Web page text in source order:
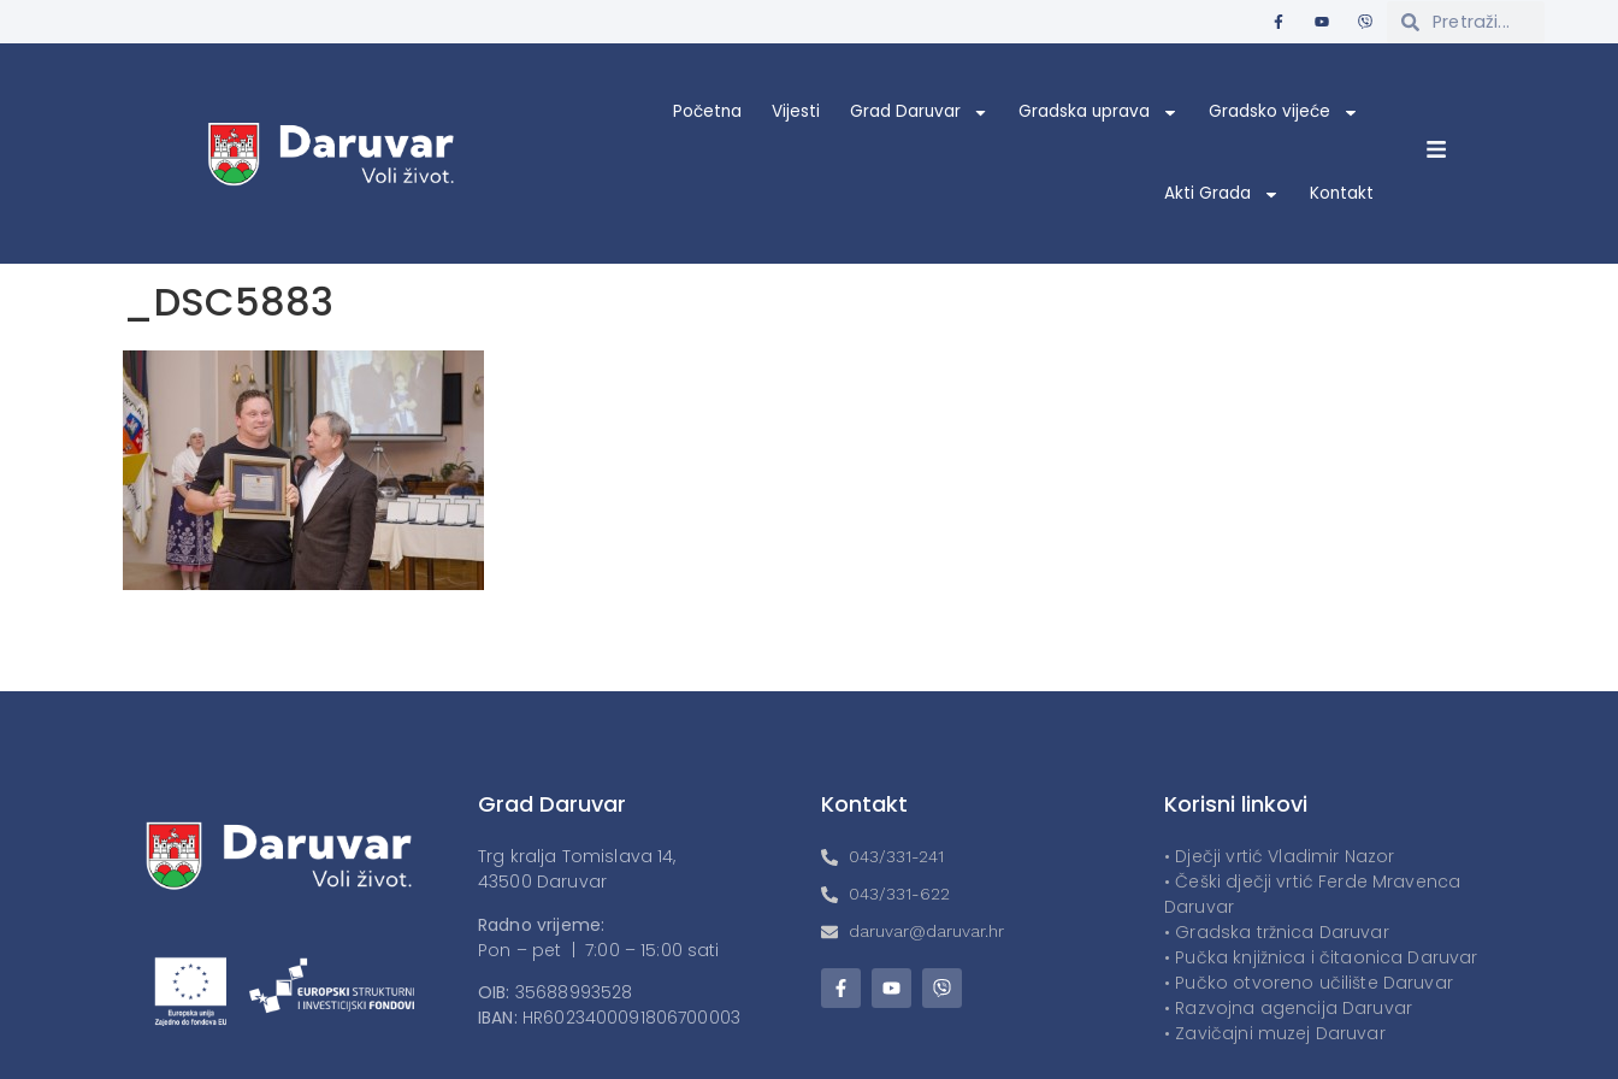
Početna Vijesti Grad Daruvar Gradska uprava Gradsko vijeće
Akti Grada Kontakt
_DSC5883
Grad Daruvar
Trg kralja Tomislava 14,
43500 Daruvar
Radno vrijeme:
Pon – pet | 7:00 – 15:00 sati
OIB: 35688993528
IBAN: HR6023400091806700003
Kontakt
043/331-241
043/331-622
daruvar@daruvar.hr
Korisni linkovi
• Dječji vrtić Vladimir Nazor
• Češki dječji vrtić Ferde Mravenca
Daruvar
• Gradska tržnica Daruvar
• Pučka knjižnica i čitaonica Daruvar
• Pučko otvoreno učilište Daruvar
• Razvojna agencija Daruvar
• Zavičajni muzej Daruvar